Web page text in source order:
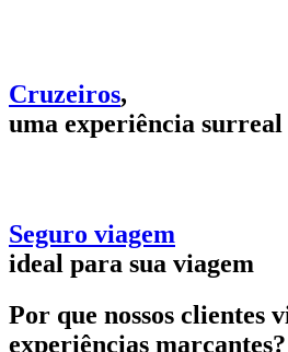
Cruzeiros,
uma experiência surreal
Seguro viagem
ideal para sua viagem
Por que nossos clientes
experiências marcantes?